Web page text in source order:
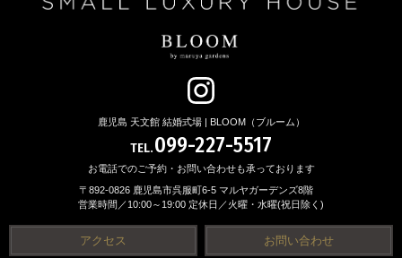
鹿児島 天文館 結婚式場 | BLOOM（ブルーム）
TEL.099-227-5517
お電話でのご予約・お問い合わせも承っております
〒892-0826 鹿児島市呉服町6-5 マルヤガーデンズ8階
営業時間／10:00～19:00 定休日／火曜・水曜(祝日除く)
アクセス お問い合わせ